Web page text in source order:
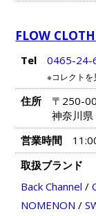
FLOW
Tel 0465-24-
※コレクトを
住所
〒250-
神奈川
営業時間
取扱ブランド
Back Channel /
NOMENON /